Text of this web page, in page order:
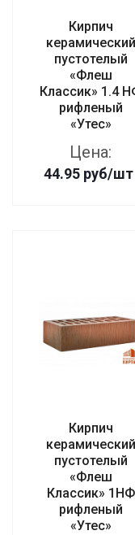
Кирпич
керамический
пустотелый
«Флеш
Классик» 1.4
рифленый
«Утес»
Цена:
44.95 руб/шт
Кирпич
керамический
пустотелый
«Флеш
Классик» 1НФ
рифленый
«Утес»